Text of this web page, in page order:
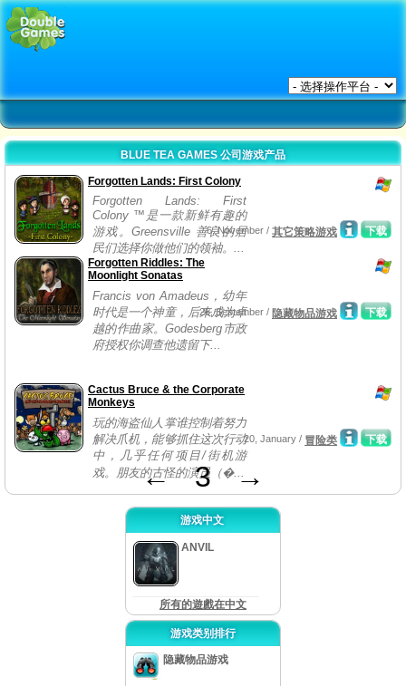
BLUE TEA GAMES 公司游戏产品
Forgotten Lands: First Colony
Forgotten Lands: First
Colony ™是一款新鲜有趣的
游戏。Greensville 善良的居
民们选择你做他们的领袖。...
下载
6, November / 其它策略游戏
Forgotten Riddles: The
Moonlight Sonatas
Francis von Amadeus，幼年
时代是一个神童，后来成为卓
越的作曲家。Godesberg市政
府授权你调查他遗留下...
下载
25, September / 隐藏物品游戏
Cactus Bruce & the Corporate
Monkeys
玩的海盗仙人掌谁控制着努力
解决爪机，能够抓住这次行动
中，几乎任何项目/街机游
戏。朋友的古怪的演员（�...
下载
20, January / 冒险类
← 3 →
游戏中文
ANVIL
所有的遊戲在中文
游戏类别排行
隐藏物品游戏